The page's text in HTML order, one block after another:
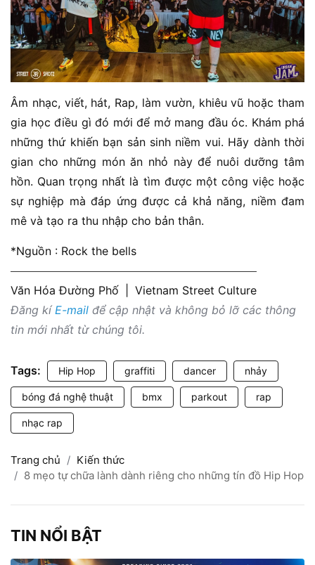
Âm nhạc, viết, hát, Rap, làm vườn, khiêu vũ hoặc tham
gia học điều gì đó mới để mở mang đầu óc. Khám phá
những thứ khiến bạn sản sinh niềm vui. Hãy dành thời
gian cho những món ăn nhỏ này để nuôi dưỡng tâm
hồn. Quan trọng nhất là tìm được một công việc hoặc
sự nghiệp mà đáp ứng được cả khả năng, niềm đam
mê và tạo ra thu nhập cho bản thân.
*Nguồn : Rock the bells
Văn Hóa Đường Phố
Vietnam Street Culture
Đăng kíE-mail để cập nhật và không bỏ lỡ các thông
tin mới nhất từ chúng tôi.
Tags: Hip Hop graffiti dancer nhảy
bóng đá nghệ thuật bmx parkout rap
nhạc rap
Trang chủ
Kiến thức
8 mẹo tự chữa lành dành riêng cho những tín đồ Hip Hop
TIN NỔI BẬT